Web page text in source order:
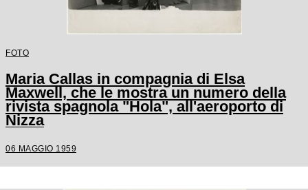
FOTO
Maria Callas in compagnia di Elsa
Maxwell, che le mostra un numero della
rivista spagnola "Hola", all'aeroporto di
Nizza
06 MAGGIO 1959